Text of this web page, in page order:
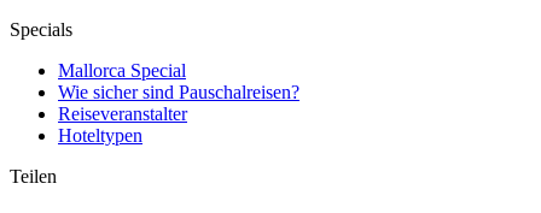
Specials
Mallorca Special
Wie sicher sind Pauschalreisen?
Reiseveranstalter
Hoteltypen
Teilen